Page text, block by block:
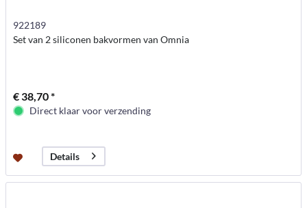
922189
Set van 2 siliconen bakvormen van Omnia
€ 38,70 *
Direct klaar voor verzending
Details